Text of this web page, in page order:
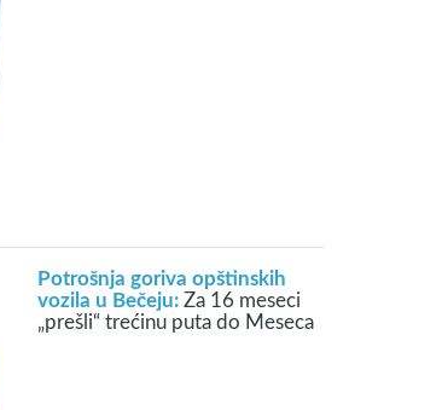
Potrošnja goriva opštinskih
vozila u Bečeju: Za 16 meseci
„prešli“ trećinu puta do Meseca